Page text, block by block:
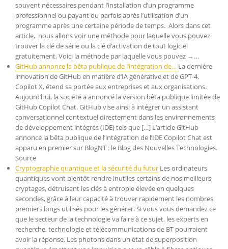
souvent nécessaires pendant l’installation d’un programme
professionnel ou payant ou parfois après l’utilisation d’un
programme après une certaine période de temps. Alors dans cet
article, nous allons voir une méthode pour laquelle vous pouvez
trouver la clé de série ou la clé d’activation de tout logiciel
gratuitement. Voici la méthode par laquelle vous pouvez →…
GitHub annonce la bêta publique de l’intégration de… La dernière
innovation de GitHub en matière d’IA générative et de GPT-4,
Copilot X, étend sa portée aux entreprises et aux organisations.
Aujourd’hui, la société a annoncé la version bêta publique limitée de
GitHub Copilot Chat. GitHub vise ainsi à intégrer un assistant
conversationnel contextuel directement dans les environnements
de développement intégrés (IDE) tels que […] L’article GitHub
annonce la bêta publique de l’intégration de l’IDE Copilot Chat est
apparu en premier sur BlogNT : le Blog des Nouvelles Technologies.
Source
Cryptographie quantique et la sécurité du futur Les ordinateurs
quantiques vont bientôt rendre inutiles certains de nos meilleurs
cryptages, détruisant les clés à entropie élevée en quelques
secondes, grâce à leur capacité à trouver rapidement les nombres
premiers longs utilisés pour les générer. Si vous vous demandez ce
que le secteur de la technologie va faire à ce sujet, les experts en
recherche, technologie et télécommunications de BT pourraient
avoir la réponse. Les photons dans un état de superposition